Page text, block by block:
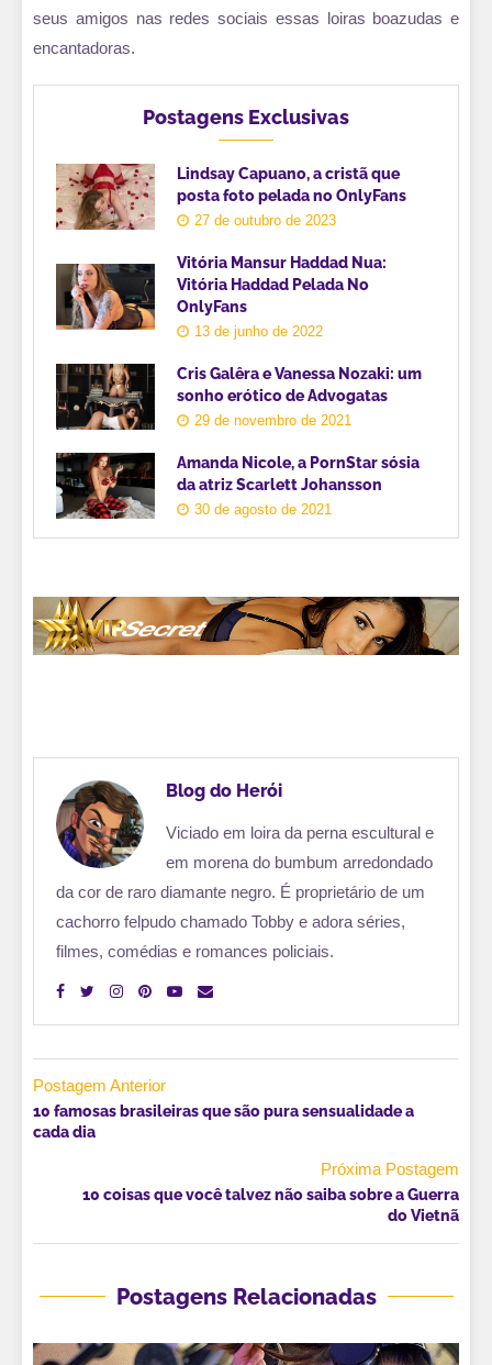
seus amigos nas redes sociais essas loiras boazudas e
encantadoras.
Postagens Exclusivas
Lindsay Capuano, a cristã que
posta foto pelada no OnlyFans
27 de outubro de 2023
Vitória Mansur Haddad Nua:
Vitória Haddad Pelada No
OnlyFans
13 de junho de 2022
Cris Galêra e Vanessa Nozaki: um
sonho erótico de Advogatas
29 de novembro de 2021
Amanda Nicole, a PornStar sósia
da atriz Scarlett Johansson
30 de agosto de 2021
Blog do Herói
Viciado em loira da perna escultural e
em morena do bumbum arredondado
da cor de raro diamante negro. É proprietário de um
cachorro felpudo chamado Tobby e adora séries,
filmes, comédias e romances policiais.
Postagem Anterior
10 famosas brasileiras que são pura sensualidade a
cada dia
Próxima Postagem
10 coisas que você talvez não saiba sobre a Guerra
do Vietnã
Postagens Relacionadas